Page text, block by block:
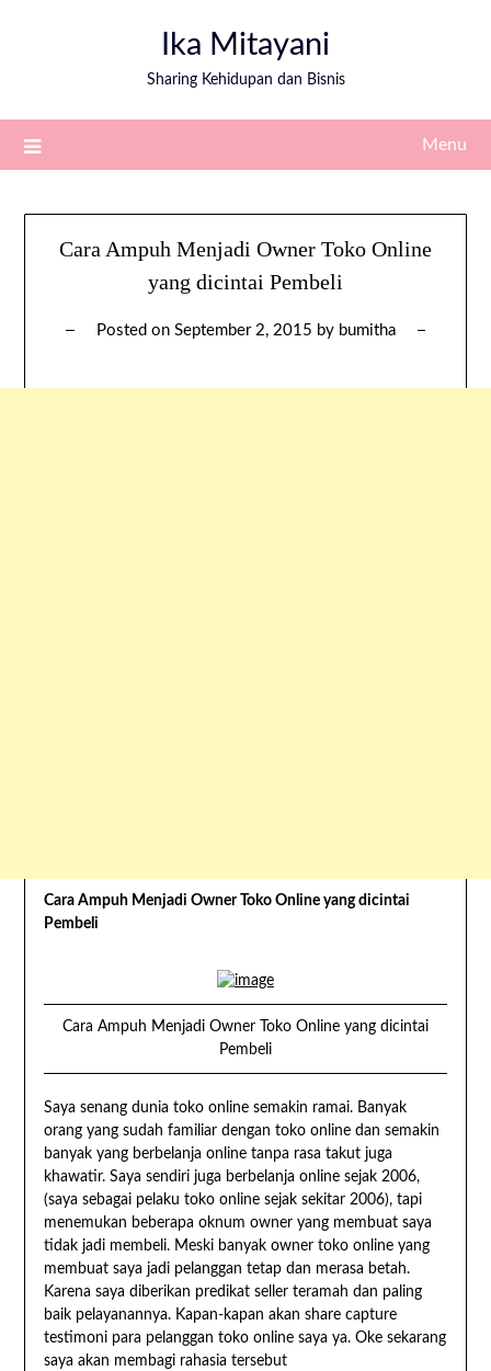
Ika Mitayani
Sharing Kehidupan dan Bisnis
Menu
Cara Ampuh Menjadi Owner Toko Online
yang dicintai Pembeli
Posted on September 2, 2015 by bumitha
Cara Ampuh Menjadi Owner Toko Online yang dicintai
Pembeli
Cara Ampuh Menjadi Owner Toko Online yang dicintai
Pembeli
Saya senang dunia toko online semakin ramai. Banyak
orang yang sudah familiar dengan toko online dan semakin
banyak yang berbelanja online tanpa rasa takut juga
khawatir. Saya sendiri juga berbelanja online sejak 2006,
(saya sebagai pelaku toko online sejak sekitar 2006), tapi
menemukan beberapa oknum owner yang membuat saya
tidak jadi membeli. Meski banyak owner toko online yang
membuat saya jadi pelanggan tetap dan merasa betah.
Karena saya diberikan predikat seller teramah dan paling
baik pelayanannya. Kapan-kapan akan share capture
testimoni para pelanggan toko online saya ya. Oke sekarang
saya akan membagi rahasia tersebut